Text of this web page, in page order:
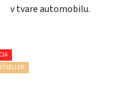
v tvare automobilu.